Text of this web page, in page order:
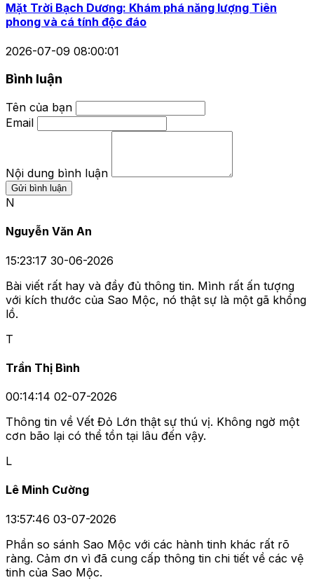
Mặt Trời Bạch Dương: Khám phá năng lượng Tiên
phong và cá tính độc đáo
2026-07-09 08:00:01
Bình luận
Tên của bạn
Email
Nội dung bình luận
Gửi bình luận
N
Nguyễn Văn An
15:23:17 30-06-2026
Bài viết rất hay và đầy đủ thông tin. Mình rất ấn tượng
với kích thước của Sao Mộc, nó thật sự là một gã khổng
lồ.
T
Trần Thị Bình
00:14:14 02-07-2026
Thông tin về Vết Đỏ Lớn thật sự thú vị. Không ngờ một
cơn bão lại có thể tồn tại lâu đến vậy.
L
Lê Minh Cường
13:57:46 03-07-2026
Phần so sánh Sao Mộc với các hành tinh khác rất rõ
ràng. Cảm ơn vì đã cung cấp thông tin chi tiết về các vệ
tinh của Sao Mộc.